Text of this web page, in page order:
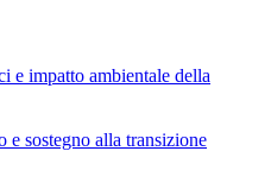
e impatto ambientale della
e sostegno alla transizione